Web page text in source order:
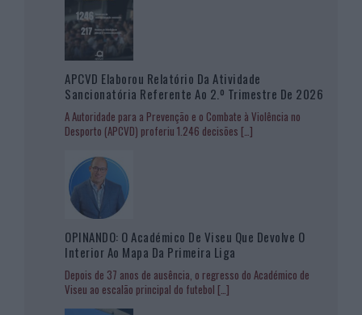
APCVD Elaborou Relatório Da Atividade
Sancionatória Referente Ao 2.º Trimestre De 2026
A Autoridade para a Prevenção e o Combate à Violência no
Desporto (APCVD) proferiu 1.246 decisões […]
OPINANDO: O Académico De Viseu Que Devolve O
Interior Ao Mapa Da Primeira Liga
Depois de 37 anos de ausência, o regresso do Académico de
Viseu ao escalão principal do futebol […]